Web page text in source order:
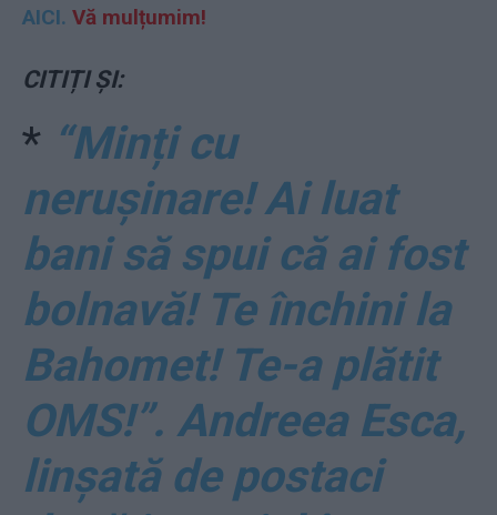
AICI. Vă mulțumim!
CITIȚI ȘI:
* “Minți cu
nerușinare! Ai luat
bani să spui că ai fost
bolnavă! Te închini la
Bahomet! Te-a plătit
OMS!”. Andreea Esca,
linșată de postaci